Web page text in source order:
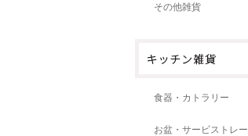
その他雑貨
食器・カトラリー
お盆・サービストレー